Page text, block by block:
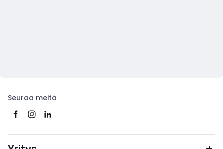
Seuraa meitä